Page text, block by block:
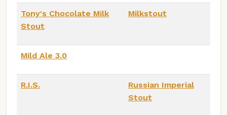
Tony's Chocolate Milk
Stout
Milkstout
Mild Ale 3.0
R.I.S.
Russian Imperial
Stout